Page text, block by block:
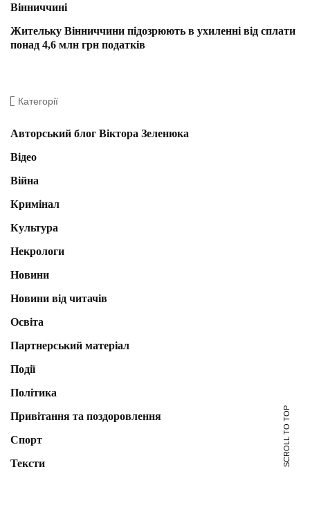
Вінниччині
Жительку Вінниччини підозрюють в ухиленні від сплати
понад 4,6 млн грн податків
Категорії
Авторський блог Віктора Зеленюка
Відео
Війна
Кримінал
Культура
Некрологи
Новини
Новини від читачів
Освіта
Партнерський матеріал
Події
Політика
Привітання та поздоровлення
Спорт
Тексти
SCROLL TO TOP